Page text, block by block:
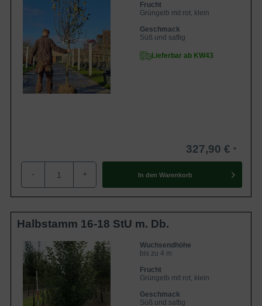
Frucht
Grüngelb mit rot, klein
Geschmack
Süß und saftig
Lieferbar ab KW43
327,90 €
- + In den Warenkorb
Halbstamm 16-18 StU m. Db.
Wuchsendhöhe
bis zu 4 m
Frucht
Grüngelb mit rot, klein
Geschmack
Süß und saftig